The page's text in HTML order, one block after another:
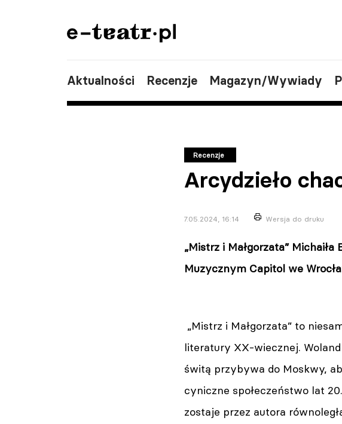
Aktualności Recenzje Magazyn/Wywiady
Recenzje
Arcydzieło
7.05.2024, 16:14 Wersja do druku
„Mistrz i Małgorzata”
Muzycznym Capitol we
„Mistrz i Małgorzata” to
literatury XX-wiecznej.
świtą przybywa do Moskwy,
cyniczne społeczeństwo lat
zostaje przez autora